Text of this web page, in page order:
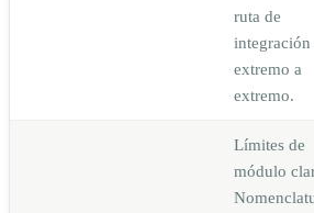
ruta de
integración
extremo a
extremo.
Límites de
módulo